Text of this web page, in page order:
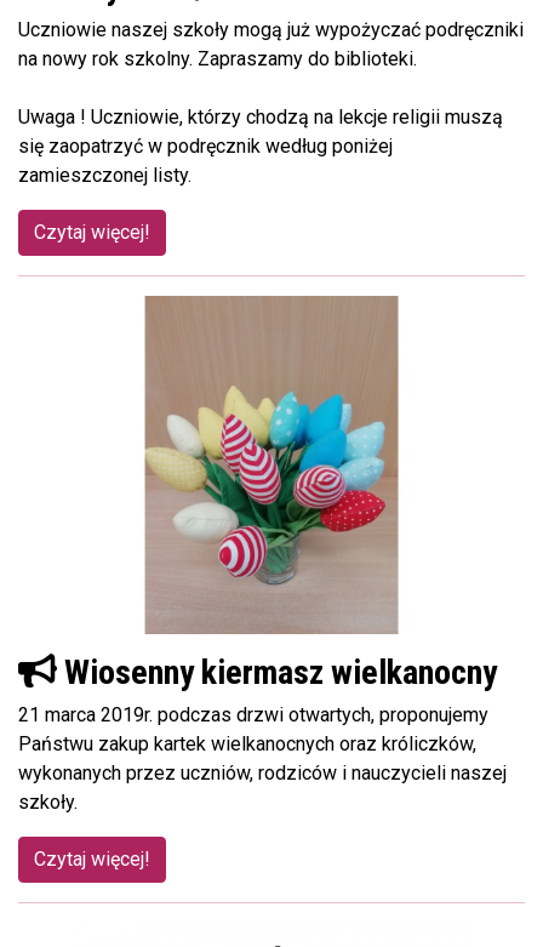
Uczniowie naszej szkoły mogą już wypożyczać podręczniki
na nowy rok szkolny. Zapraszamy do biblioteki.
Uwaga ! Uczniowie, którzy chodzą na lekcje religii muszą
się zaopatrzyć w podręcznik według poniżej
zamieszczonej listy.
Czytaj więcej!
Wiosenny kiermasz wielkanocny
21 marca 2019r. podczas drzwi otwartych, proponujemy
Państwu zakup kartek wielkanocnych oraz króliczków,
wykonanych przez uczniów, rodziców i nauczycieli naszej
szkoły.
Czytaj więcej!